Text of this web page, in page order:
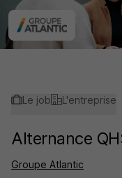
Le job L'entreprise
Alternance
Groupe Atlantic